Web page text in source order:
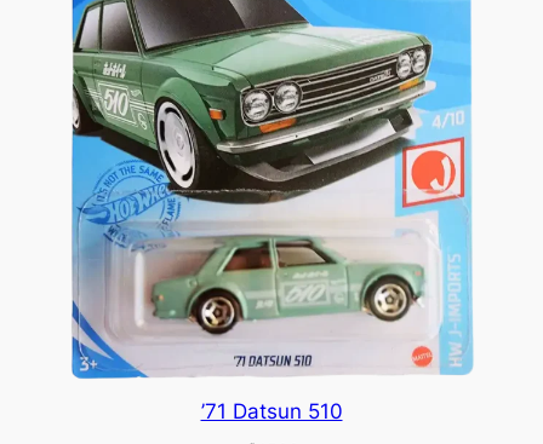
’71 Datsun 510